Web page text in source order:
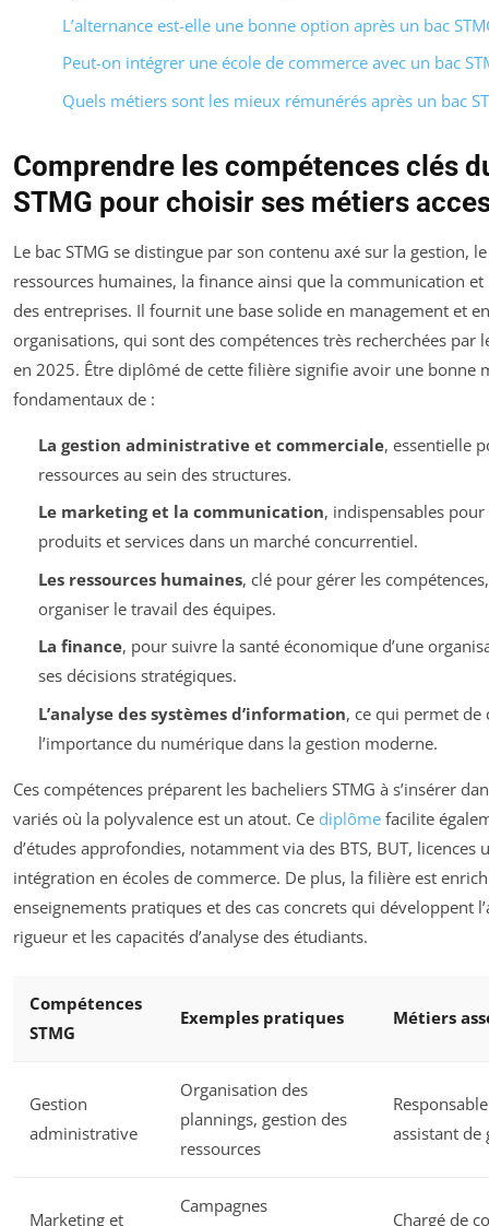
L’alternance est-elle une bonne option après un bac
Peut-on intégrer une école de commerce avec un bac
Quels métiers sont les mieux rémunérés après un bac
Comprendre les compétences clés
STMG pour choisir ses métiers
Le bac STMG se distingue par son contenu axé sur la gestion,
ressources humaines, la finance ainsi que la communication
des entreprises. Il fournit une base solide en management et
organisations, qui sont des compétences très recherchées par
en 2025. Être diplômé de cette filière signifie avoir une bonne
fondamentaux de :
La gestion administrative et commerciale, essentielle
ressources au sein des structures.
Le marketing et la communication, indispensables
produits et services dans un marché concurrentiel.
Les ressources humaines, clé pour gérer les
organiser le travail des équipes.
La finance, pour suivre la santé économique d’une
ses décisions stratégiques.
L’analyse des systèmes d’information, ce qui permet de
l’importance du numérique dans la gestion moderne.
Ces compétences préparent les bacheliers STMG à s’insérer
variés où la polyvalence est un atout. Ce diplôme facilite
d’études approfondies, notamment via des BTS, BUT, licences
intégration en écoles de commerce. De plus, la filière est
enseignements pratiques et des cas concrets qui développent
rigueur et les capacités d’analyse des étudiants.
Compétences
STMG
Exemples pratiques Métiers
Gestion
administrative
Organisation des
plannings, gestion des
ressources
assistant de
Marketing et
Campagnes
Chargé de